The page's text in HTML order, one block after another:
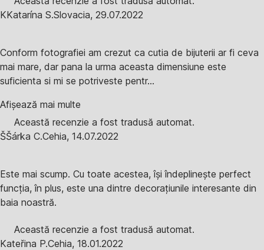
KKatarína S.Slovacia, 29.07.2022
Conform fotografiei am crezut ca cutia de bijuterii ar fi ceva
mai mare, dar pana la urma aceasta dimensiune este
suficienta si mi se potriveste pentr...
Afișează mai multe
Această recenzie a fost tradusă automat.
ŠŠárka C.Cehia, 14.07.2022
Este mai scump. Cu toate acestea, își îndeplinește perfect
funcția, în plus, este una dintre decorațiunile interesante din
baia noastră.
Această recenzie a fost tradusă automat.
Kateřina P.Cehia, 18.01.2022